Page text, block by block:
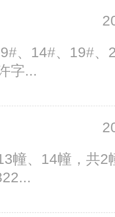
、14#、19#、
字...
幢、14幢，共2